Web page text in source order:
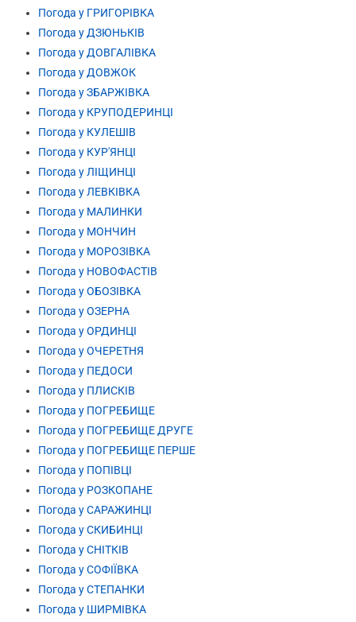
Погода у ГРИГОРІВКА
Погода у ДЗЮНЬКІВ
Погода у ДОВГАЛІВКА
Погода у ДОВЖОК
Погода у ЗБАРЖІВКА
Погода у КРУПОДЕРИНЦІ
Погода у КУЛЕШІВ
Погода у КУР'ЯНЦІ
Погода у ЛІЩИНЦІ
Погода у ЛЕВКІВКА
Погода у МАЛИНКИ
Погода у МОНЧИН
Погода у МОРОЗІВКА
Погода у НОВОФАСТІВ
Погода у ОБОЗІВКА
Погода у ОЗЕРНА
Погода у ОРДИНЦІ
Погода у ОЧЕРЕТНЯ
Погода у ПЕДОСИ
Погода у ПЛИСКІВ
Погода у ПОГРЕБИЩЕ
Погода у ПОГРЕБИЩЕ ДРУГЕ
Погода у ПОГРЕБИЩЕ ПЕРШЕ
Погода у ПОПІВЦІ
Погода у РОЗКОПАНЕ
Погода у САРАЖИНЦІ
Погода у СКИБИНЦІ
Погода у СНІТКІВ
Погода у СОФІЇВКА
Погода у СТЕПАНКИ
Погода у ШИРМІВКА